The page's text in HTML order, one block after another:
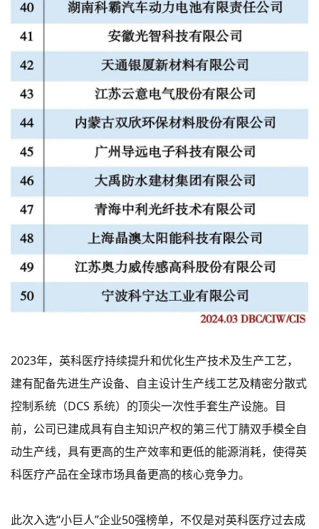
2023年，英科医疗持续提升和优化生产技术及生产工艺，
建有配备先进生产设备、自主设计生产线工艺及精密分散式
控制系统（DCS 系统）的顶尖一次性手套生产设施。目
前，公司已建成具有自主知识产权的第三代丁腈双手模全自
动生产线，具有更高的生产效率和更低的能源消耗，使得英
科医疗产品在全球市场具备更高的核心竞争力。
此次入选“小巨人”企业50强榜单，不仅是对英科医疗过去成